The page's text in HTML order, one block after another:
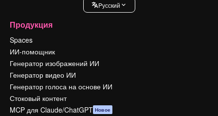
Pусский
Продукция
Spaces
ИИ-помощник
Генератор изображений ИИ
Генератор видео ИИ
Генератор голоса на основе ИИ
Стоковый контент
MCP для Claude/ChatGPT Новое